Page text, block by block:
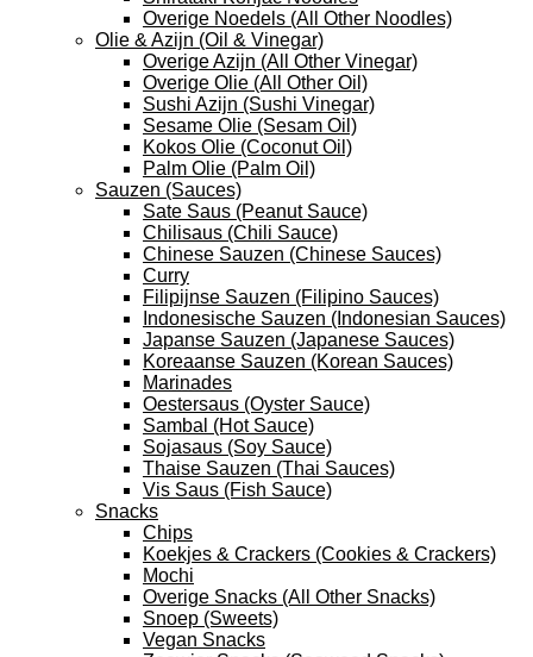
Overige Noedels (All Other Noodles)
Olie & Azijn (Oil & Vinegar)
Overige Azijn (All Other Vinegar)
Overige Olie (All Other Oil)
Sushi Azijn (Sushi Vinegar)
Sesame Olie (Sesam Oil)
Kokos Olie (Coconut Oil)
Palm Olie (Palm Oil)
Sauzen (Sauces)
Sate Saus (Peanut Sauce)
Chilisaus (Chili Sauce)
Chinese Sauzen (Chinese Sauces)
Curry
Filipijnse Sauzen (Filipino Sauces)
Indonesische Sauzen (Indonesian Sauces)
Japanse Sauzen (Japanese Sauces)
Koreaanse Sauzen (Korean Sauces)
Marinades
Oestersaus (Oyster Sauce)
Sambal (Hot Sauce)
Sojasaus (Soy Sauce)
Thaise Sauzen (Thai Sauces)
Vis Saus (Fish Sauce)
Snacks
Chips
Koekjes & Crackers (Cookies & Crackers)
Mochi
Overige Snacks (All Other Snacks)
Snoep (Sweets)
Vegan Snacks